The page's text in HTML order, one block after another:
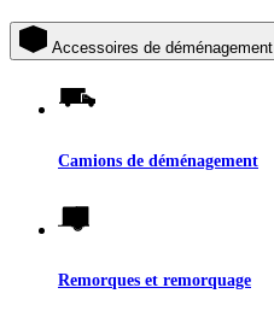
Accessoires de déménagement
Camions de déménagement
Remorques et remorquage